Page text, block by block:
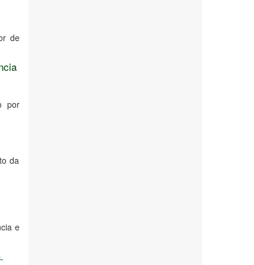
de
por
da
e